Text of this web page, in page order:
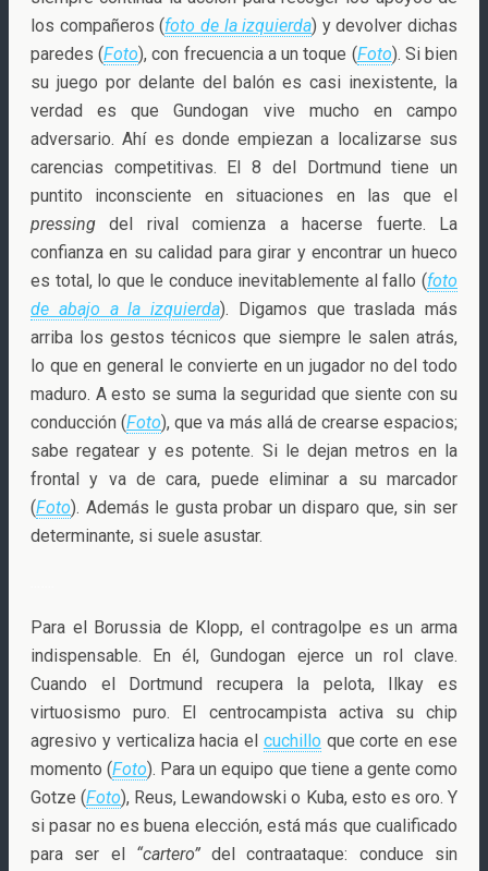
los compañeros (foto de la izquierda) y devolver dichas
paredes (Foto), con frecuencia a un toque (Foto). Si bien
su juego por delante del balón es casi inexistente, la
verdad es que Gundogan vive mucho en campo
adversario. Ahí es donde empiezan a localizarse sus
carencias competitivas. El 8 del Dortmund tiene un
puntito inconsciente en situaciones en las que el
pressing del rival comienza a hacerse fuerte. La
confianza en su calidad para girar y encontrar un hueco
es total, lo que le conduce inevitablemente al fallo (foto
de abajo a la izquierda). Digamos que traslada más
arriba los gestos técnicos que siempre le salen atrás,
lo que en general le convierte en un jugador no del todo
maduro. A esto se suma la seguridad que siente con su
conducción (Foto), que va más allá de crearse espacios;
sabe regatear y es potente. Si le dejan metros en la
frontal y va de cara, puede eliminar a su marcador
(Foto). Además le gusta probar un disparo que, sin ser
determinante, si suele asustar.
Para el Borussia de Klopp, el contragolpe es un arma
indispensable. En él, Gundogan ejerce un rol clave.
Cuando el Dortmund recupera la pelota, Ilkay es
virtuosismo puro. El centrocampista activa su chip
agresivo y verticaliza hacia el cuchillo que corte en ese
momento (Foto). Para un equipo que tiene a gente como
Gotze (Foto), Reus, Lewandowski o Kuba, esto es oro. Y
si pasar no es buena elección, está más que cualificado
para ser el “cartero”del contraataque: conduce sin